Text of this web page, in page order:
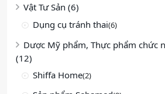
Vật Tư Sản (6)
Dụng cụ tránh thai(6)
Dược Mỹ phẩm, Thực phẩm chức
(12)
Shiffa Home(2)